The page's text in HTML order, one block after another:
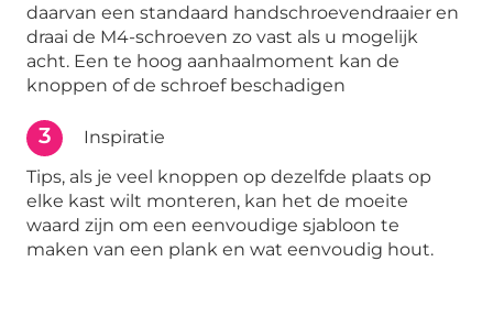
daarvan een standaard handschroevendraaier en
draai de M4-schroeven zo vast als u mogelijk
acht. Een te hoog aanhaalmoment kan de
knoppen of de schroef beschadigen
3
Inspiratie
Tips, als je veel knoppen op dezelfde plaats op
elke kast wilt monteren, kan het de moeite
waard zijn om een eenvoudige sjabloon te
maken van een plank en wat eenvoudig hout.